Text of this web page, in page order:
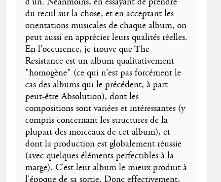
du recul sur la chose, et en acceptant les
orientations musicales de chaque album, on
peut aussi en apprécier leurs qualités réelles.
En l'occurence, je trouve que The
Resistance est un album qualitativement
"homogène" (ce qui n'est pas forcément le
cas des albums qui le précédent, à part
peut-être Absolution), dont les
compositions sont variées et intéressantes (y
compris concernant les structures de la
plupart des morceaux de cet album), et
dont la production est globalement réussie
(avec quelques éléments perfectibles à la
marge). C'est leur album le mieux produit à
l'époque de sa sortie. Donc effectivement,